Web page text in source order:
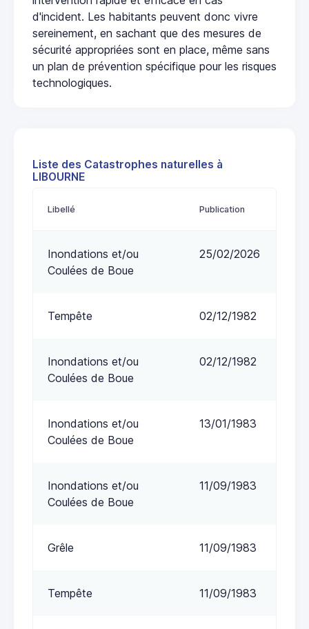
d'incident. Les habitants peuvent donc vivre
sereinement, en sachant que des mesures de
sécurité appropriées sont en place, même sans
un plan de prévention spécifique pour les risques
technologiques.
Liste des Catastrophes naturelles à
LIBOURNE
Libellé Publication
Inondations et/ou
Coulées de Boue
25/02/2026
Tempête 02/12/1982
Inondations et/ou
Coulées de Boue
02/12/1982
Inondations et/ou
Coulées de Boue
13/01/1983
Inondations et/ou
Coulées de Boue
11/09/1983
Grêle 11/09/1983
Tempête 11/09/1983